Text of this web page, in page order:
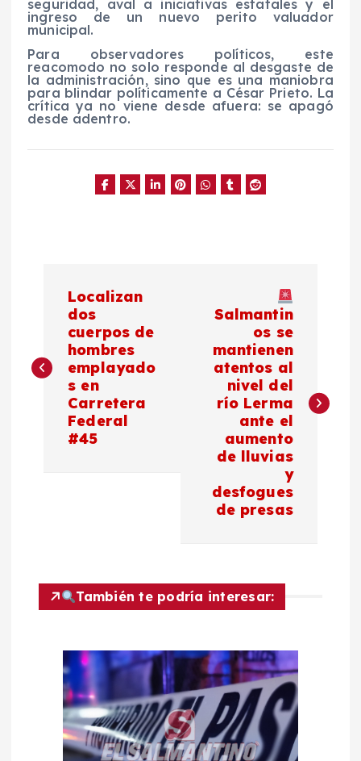
seguridad, aval a iniciativas estatales y el
ingreso de un nuevo perito valuador
municipal.
Para observadores políticos, este
reacomodo no solo responde al desgaste de
la administración, sino que es una maniobra
para blindar políticamente a César Prieto. La
crítica ya no viene desde afuera: se apagó
desde adentro.
v
Localizan
dos
cuerpos de
hombres
emplayado
s en
Carretera
Federal
#45
Salmantin
os se
mantienen
atentos al
nivel del
río Lerma
ante el
aumento
de lluvias
y
desfogues
de presas
También te podría interesar: